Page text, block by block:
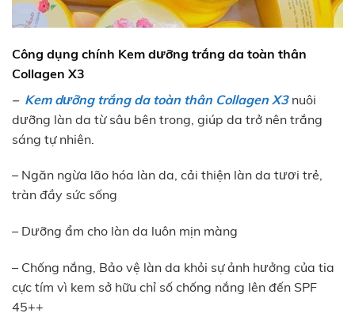
Công dụng chính Kem dưỡng trắng da toàn thân
Collagen X3
– Kem dưỡng trắng da toàn thân Collagen X3 nuôi
dưỡng làn da từ sâu bên trong, giúp da trở nên trắng
sáng tự nhiên.
– Ngăn ngừa lão hóa làn da, cải thiện làn da tươi trẻ,
tràn đầy sức sống
– Dưỡng ẩm cho làn da luôn mịn màng
– Chống nắng, Bảo vệ làn da khỏi sự ảnh hưởng của tia
cực tím vì kem sở hữu chỉ số chống nắng lên đến SPF
45++